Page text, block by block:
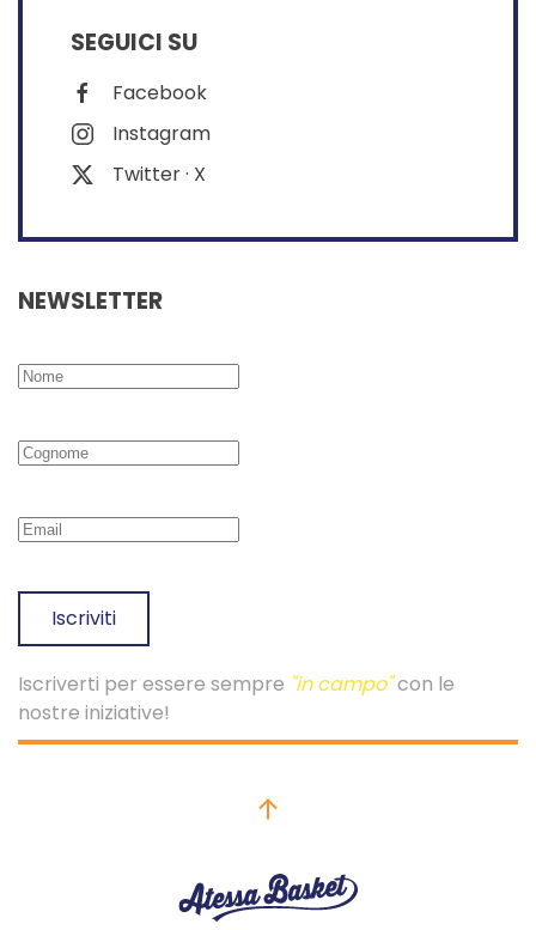
SEGUICI SU
Facebook
Instagram
Twitter · X
NEWSLETTER
Iscriviti
Iscriverti per essere sempre "in campo"con le
nostre iniziative!